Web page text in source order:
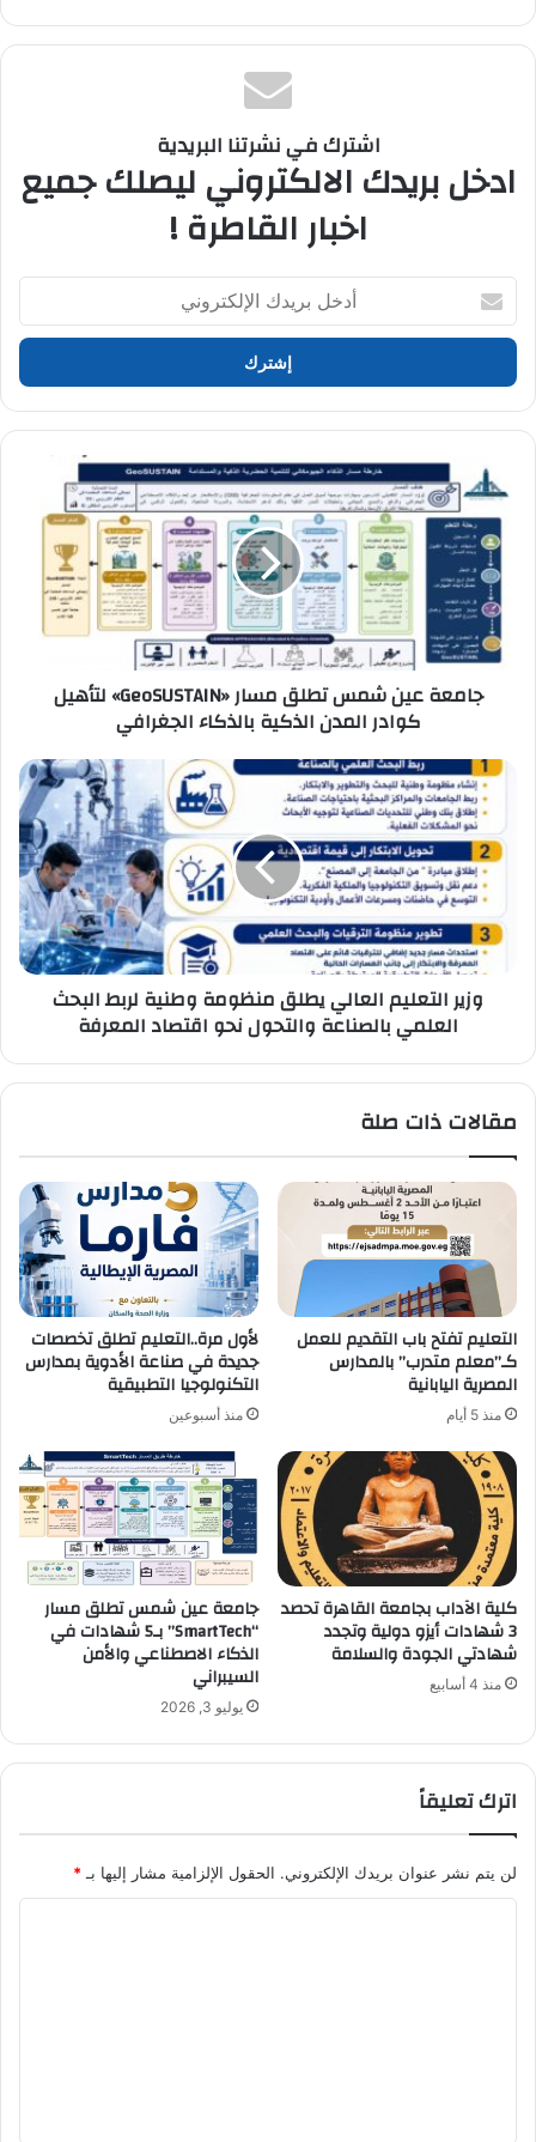
اشترك في نشرتنا البريدية
ادخل بريدك الالكتروني ليصلك جميع
اخبار القاطرة !
بريدك
الإلكتروني
جامعة
عين
شمس
تطلق
مسار
«GeoSUSTAIN»
لتأهيل
كوادر
المدن
الذكية
جامعة عين شمس تطلق مسار «GeoSUSTAIN» لتأهيل
كوادر المدن الذكية بالذكاء الجغرافي
وزير
التعليم
العالي
يطلق
منظومة
وطنية
لربط
البحث
العلمي
بالصناعةوزير التعليم العالي يطلق منظومة وطنية لربط البحث
العلمي بالصناعة والتحول نحو اقتصاد المعرفة
مقالات ذات صلة
التعليم تفتح باب التقديم للعمل
كـ”معلم متدرب” بالمدارس
المصرية اليابانية
منذ 5 أيام
لأول مرة..التعليم تطلق تخصصات
جديدة في صناعة الأدوية بمدارس
التكنولوجيا التطبيقية
منذ أسبوعين
كلية الآداب بجامعة القاهرة تحصد
3 شهادات أيزو دولية وتجدد
شهادتي الجودة والسلامة
منذ 4 أسابيع
جامعة عين شمس تطلق مسار
“SmartTech” بـ5 شهادات في
الذكاء الاصطناعي والأمن
السيبراني
يوليو 3, 2026
اترك تعليقاً
لن يتم نشر عنوان بريدك الإلكتروني. الحقول الإلزامية مشار إليها بـ *